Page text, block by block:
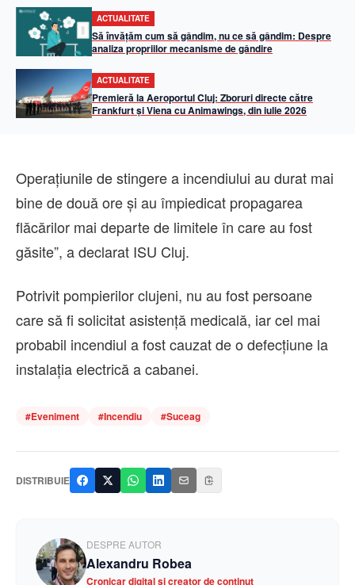
ACTUALITATE
Să învățăm cum să gândim, nu ce să gândim: Despre
analiza propriilor mecanisme de gândire
ACTUALITATE
Premieră la Aeroportul Cluj: Zboruri directe către
Frankfurt și Viena cu Animawings, din iulie 2026
Operațiunile de stingere a incendiului au durat mai
bine de două ore și au împiedicat propagarea
flăcărilor mai departe de limitele în care au fost
găsite”, a declarat ISU Cluj.
Potrivit pompierilor clujeni, nu au fost persoane
care să fi solicitat asistență medicală, iar cel mai
probabil incendiul a fost cauzat de o defecțiune la
instalația electrică a cabanei.
#Eveniment #Incendiu #Suceag
DISTRIBUIE
DESPRE AUTOR
Alexandru Robea
Cronicar digital și creator de conținut